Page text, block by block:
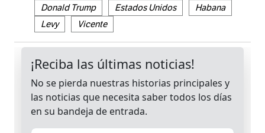
Donald Trump
Estados Unidos
Habana
Levy
Vicente